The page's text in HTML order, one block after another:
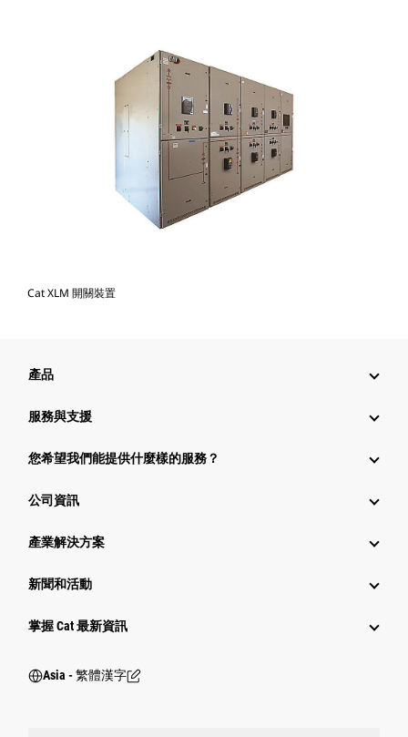
Cat XLM 開關裝置
產品
服務與支援
您希望我們能提供什麼樣的服務？
公司資訊
產業解決方案
新聞和活動
掌握 Cat 最新資訊
Asia - 繁體漢字